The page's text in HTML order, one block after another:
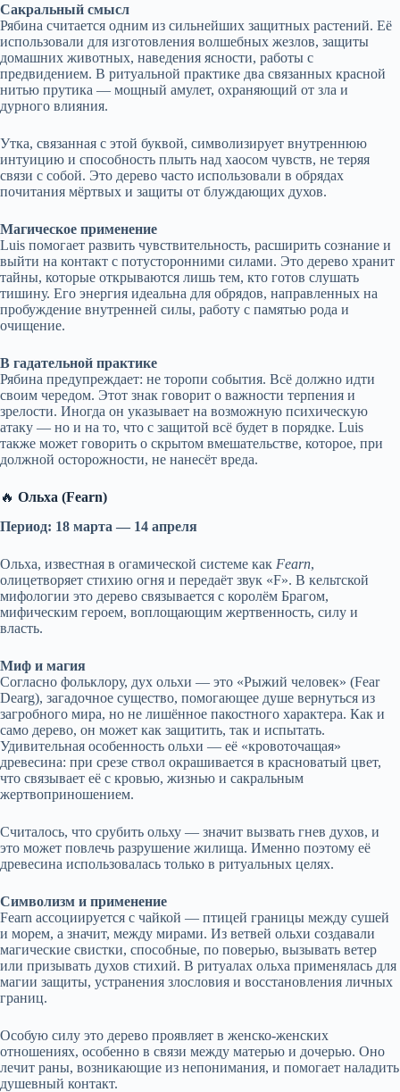
Сакральный смысл
Рябина считается одним из сильнейших защитных растений. Её
использовали для изготовления волшебных жезлов, защиты
домашних животных, наведения ясности, работы с
предвидением. В ритуальной практике два связанных красной
нитью прутика — мощный амулет, охраняющий от зла и
дурного влияния.
Утка, связанная с этой буквой, символизирует внутреннюю
интуицию и способность плыть над хаосом чувств, не теряя
связи с собой. Это дерево часто использовали в обрядах
почитания мёртвых и защиты от блуждающих духов.
Магическое применение
Luis помогает развить чувствительность, расширить сознание и
выйти на контакт с потусторонними силами. Это дерево хранит
тайны, которые открываются лишь тем, кто готов слушать
тишину. Его энергия идеальна для обрядов, направленных на
пробуждение внутренней силы, работу с памятью рода и
очищение.
В гадательной практике
Рябина предупреждает: не торопи события. Всё должно идти
своим чередом. Этот знак говорит о важности терпения и
зрелости. Иногда он указывает на возможную психическую
атаку — но и на то, что с защитой всё будет в порядке. Luis
также может говорить о скрытом вмешательстве, которое, при
должной осторожности, не нанесёт вреда.
🔥 Ольха (Fearn)
Период: 18 марта — 14 апреля
Ольха, известная в огамической системе как Fearn,
олицетворяет стихию огня и передаёт звук «F». В кельтской
мифологии это дерево связывается с королём Брагом,
мифическим героем, воплощающим жертвенность, силу и
власть.
Миф и магия
Согласно фольклору, дух ольхи — это «Рыжий человек» (Fear
Dearg), загадочное существо, помогающее душе вернуться из
загробного мира, но не лишённое пакостного характера. Как и
само дерево, он может как защитить, так и испытать.
Удивительная особенность ольхи — её «кровоточащая»
древесина: при срезе ствол окрашивается в красноватый цвет,
что связывает её с кровью, жизнью и сакральным
жертвоприношением.
Считалось, что срубить ольху — значит вызвать гнев духов, и
это может повлечь разрушение жилища. Именно поэтому её
древесина использовалась только в ритуальных целях.
Символизм и применение
Fearn ассоциируется с чайкой — птицей границы между сушей
и морем, а значит, между мирами. Из ветвей ольхи создавали
магические свистки, способные, по поверью, вызывать ветер
или призывать духов стихий. В ритуалах ольха применялась для
магии защиты, устранения злословия и восстановления личных
границ.
Особую силу это дерево проявляет в женско-женских
отношениях, особенно в связи между матерью и дочерью. Оно
лечит раны, возникающие из непонимания, и помогает наладить
душевный контакт.